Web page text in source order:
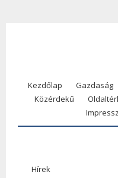
Kezdőlap Gazdaság
Közérdekű
Hírek